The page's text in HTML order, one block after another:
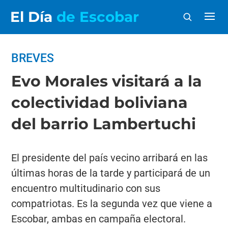
El Día de Escobar
BREVES
Evo Morales visitará a la
colectividad boliviana
del barrio Lambertuchi
El presidente del país vecino arribará en las
últimas horas de la tarde y participará de un
encuentro multitudinario con sus
compatriotas. Es la segunda vez que viene a
Escobar, ambas en campaña electoral.